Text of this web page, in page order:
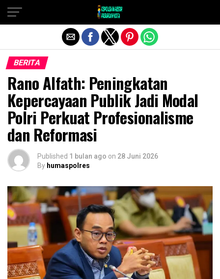
BERITA
Rano Alfath: Peningkatan
Kepercayaan Publik Jadi Modal
Polri Perkuat Profesionalisme
dan Reformasi
Published 1 bulan ago on 28 Juni 2026
By humaspolres
Exit mobile version